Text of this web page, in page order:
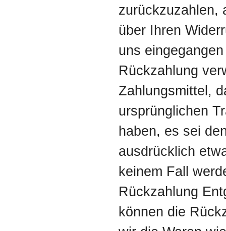
zurückzuzahlen,
über Ihren
uns
Rückzahlung
Zahlungsmittel,
ursprünglichen
haben, es sei
ausdrücklich
keinem Fall
Rückzahlung
können die